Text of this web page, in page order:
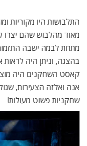
התלבושות היו מקוריות
מאוד מהלבוש שהם יצרו
מתחת לבמה ישבה
בהצגה, וניתן היה
קאסט השחקנים היה
אנה ואלזה הצעירות,
שחקניות פשוט מעולות!